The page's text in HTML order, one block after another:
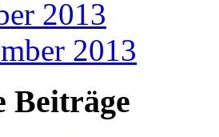
2013
2013
Beiträge